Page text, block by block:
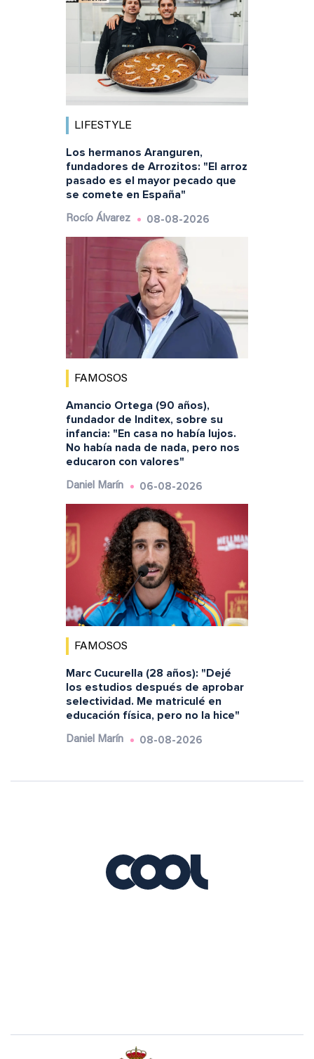
LIFESTYLE
Los hermanos Aranguren,
fundadores de Arrozitos: "El arroz
pasado es el mayor pecado que
se comete en España"
Rocío Álvarez 08-08-2026
FAMOSOS
Amancio Ortega (90 años),
fundador de Inditex, sobre su
infancia: "En casa no había lujos.
No había nada de nada, pero nos
educaron con valores"
Daniel Marín 06-08-2026
FAMOSOS
Marc Cucurella (28 años): "Dejé
los estudios después de aprobar
selectividad. Me matriculé en
educación física, pero no la hice"
Daniel Marín 08-08-2026